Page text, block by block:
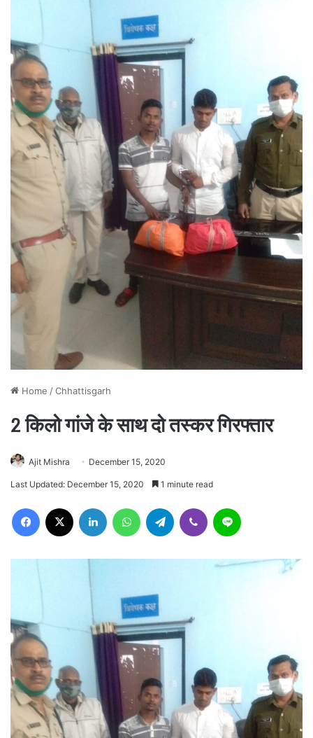
Home /Chhattisgarh
2 किलो गांजे के साथ दो तस्कर गिरफ्तार
Ajit Mishra December 15, 2020
Last Updated: December 15, 2020 1 minute read
Facebook LinkedIn WhatsAppTelegram Viber